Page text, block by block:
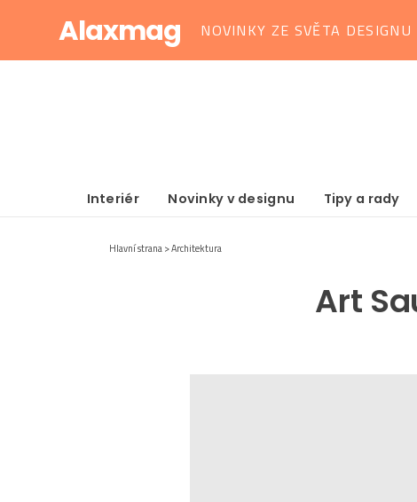
Alaxmag NOVINKY ZE SVĚTA DESIGNU
Interiér Novinky v designu Tipy a rady
Hlavní strana Architektura
Art